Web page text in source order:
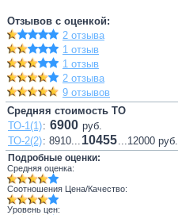
Отзывов с оценкой:
2 отзыва
1 отзыв
1 отзыв
2 отзыва
9 отзывов
Средняя стоимость ТО
ТО-1(1): 6900 руб.
ТО-2(2): 8910... 10455...12000 руб.
Подробные оценки:
Средняя оценка:
Соотношения Цена/Качество:
Уровень цен: